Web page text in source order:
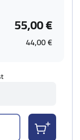
55,00 €
44,00 €